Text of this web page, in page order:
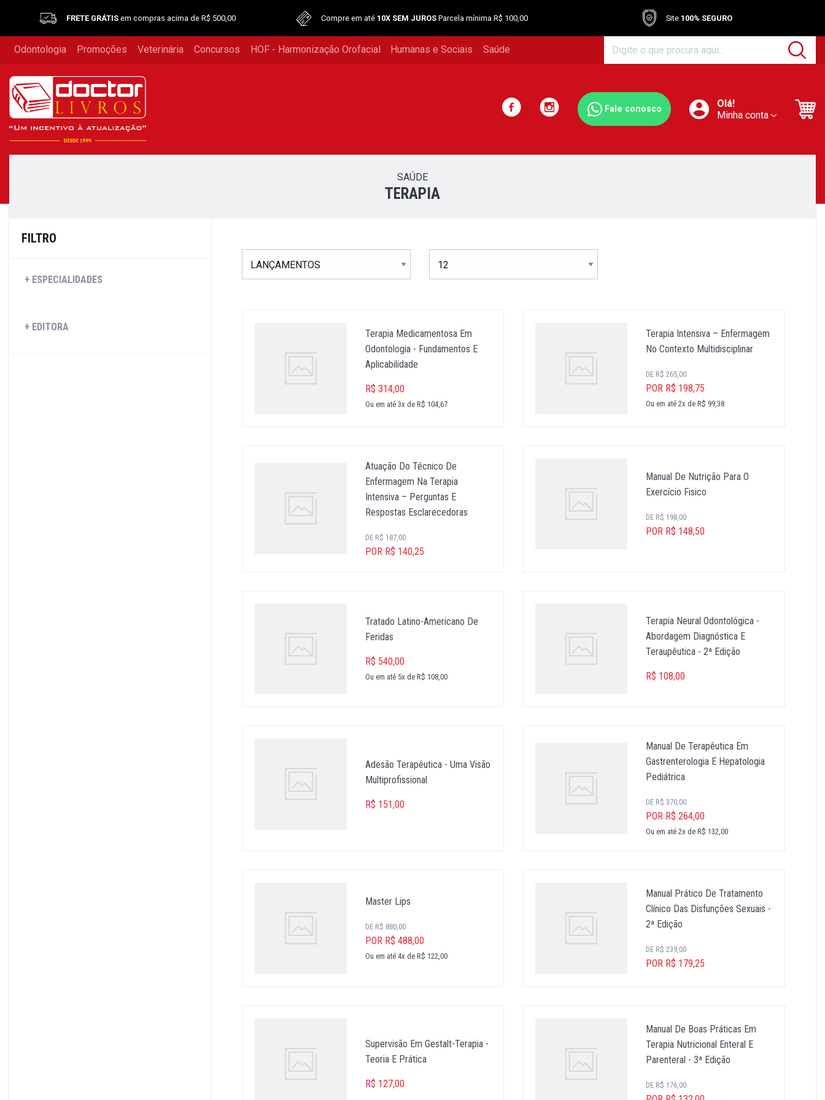
FRETE GRÁTIS em compras acima de R$ 500,00 Compre em até 10X SEM JUROS Parcela mínima R$ 100,00 Site 100% SEGURO
Odontologia Promoções Veterinária Concursos HOF - Harmonização Orofacial Humanas e Sociais Saúde
Fale conosco
Olá!
Minha conta
SAÚDE
TERAPIA
FILTRO
ESPECIALIDADES
EDITORA
Terapia Medicamentosa Em
Odontologia - Fundamentos E
Aplicabilidade
R$ 314,00
Ou em até 3x de R$ 104,67
Terapia Intensiva – Enfermagem
No Contexto Multidisciplinar
DE R$ 265,00
POR R$ 198,75
Ou em até 2x de R$ 99,38
Atuação Do Técnico De
Enfermagem Na Terapia
Intensiva – Perguntas E
Respostas Esclarecedoras
DE R$ 187,00
POR R$ 140,25
Manual De Nutrição Para O
Exercício Fisico
DE R$ 198,00
POR R$ 148,50
Tratado Latino-Americano De
Feridas
R$ 540,00
Ou em até 5x de R$ 108,00
Terapia Neural Odontológica -
Abordagem Diagnóstica E
Teraupêutica - 2ª Edição
R$ 108,00
Adesão Terapêutica - Uma Visão
Multiprofissional
R$ 151,00
Manual De Terapêutica Em
Gastrenterologia E Hepatologia
Pediátrica
DE R$ 370,00
POR R$ 264,00
Ou em até 2x de R$ 132,00
Master Lips
DE R$ 880,00
POR R$ 488,00
Ou em até 4x de R$ 122,00
Manual Prático De Tratamento
Clínico Das Disfunções Sexuais -
2ª Edição
DE R$ 239,00
POR R$ 179,25
Supervisão Em Gestalt-Terapia -
Teoria E Prática
R$ 127,00
Manual De Boas Práticas Em
Terapia Nutricional Enteral E
Parenteral - 3ª Edição
DE R$ 176,00